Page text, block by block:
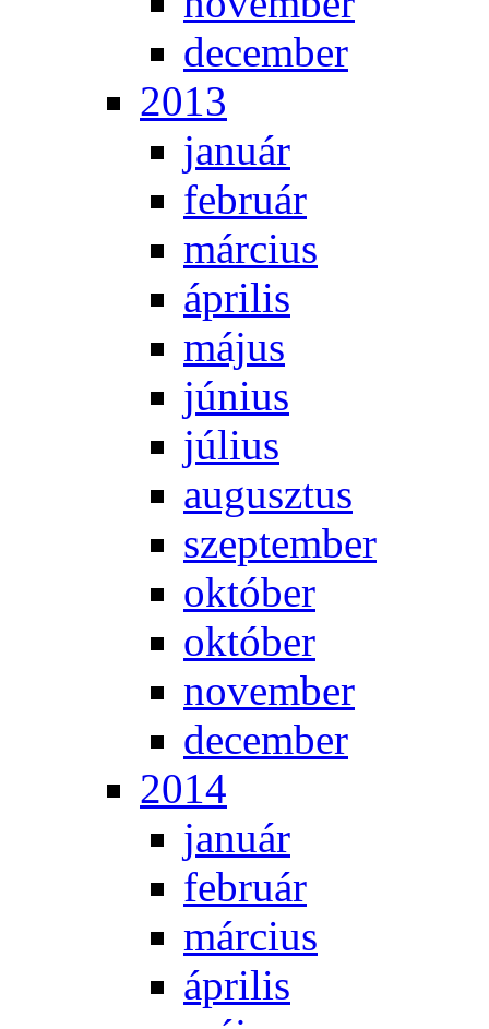
de­cem­ber
2013
ja­nu­ár
feb­ru­ár
már­ci­us
áp­ri­lis
má­jus
jú­ni­us
jú­li­us
au­gusz­tus
szep­tem­ber
ok­tó­ber
ok­tó­ber
no­vem­ber
de­cem­ber
2014
ja­nu­ár
feb­ru­ár
már­ci­us
áp­ri­lis